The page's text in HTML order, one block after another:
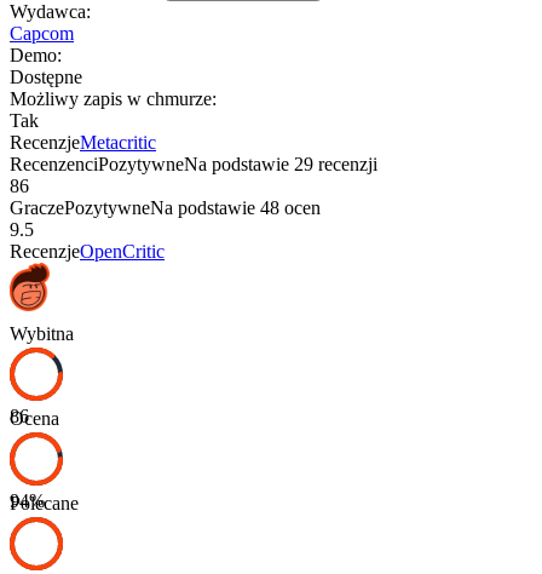
Wydawca:
Capcom
Demo:
Dostępne
Możliwy zapis w chmurze:
Tak
RecenzjeMetacritic
RecenzenciPozytywneNa podstawie 29 recenzji
86
GraczePozytywneNa podstawie 48 ocen
9.5
RecenzjeOpenCritic
Wybitna
86
Ocena
94%
Polecane